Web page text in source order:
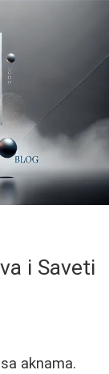
i Saveti
aknama.